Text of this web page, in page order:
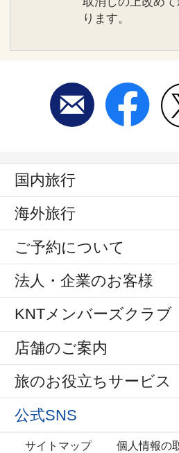
ります。
国内旅行
海外旅行
ご予約について
法人・企業のお客様
KNTメンバーズクラブ
店舗のご案内
旅のお役立ちサービス
公式SNS
サイトマップ 個人情報の